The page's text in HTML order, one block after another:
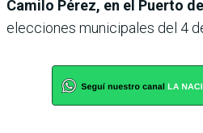
Camilo Pérez, en el Puerto
elecciones municipales del 4